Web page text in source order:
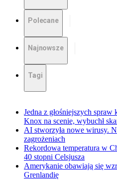
Polecane
Najnowsze
Tagi
Jedna z głośniejszych
Knox na scenie, wybuchł
AI stworzyła nowe wirusy.
zagrożeniach
Rekordowa temperatura w
40 stopni Celsjusza
Amerykanie obawiają się
Grenlandię